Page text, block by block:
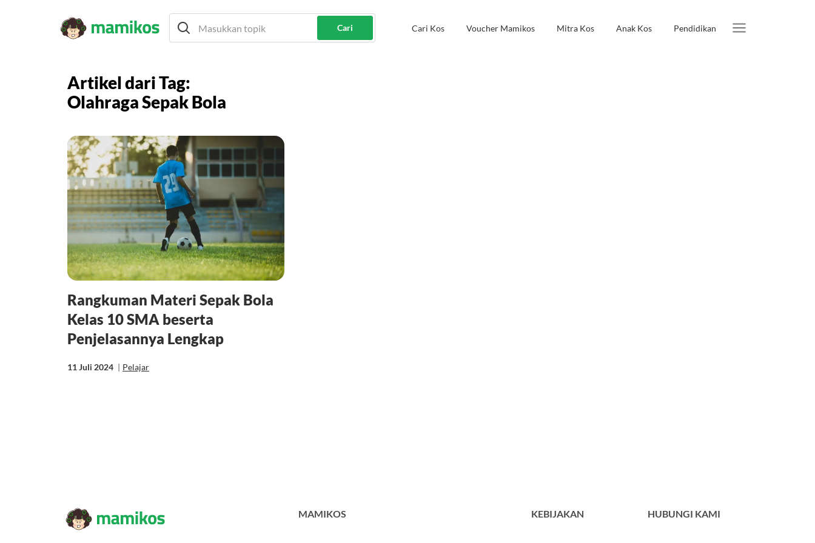
Cari Cari Kos Voucher Mamikos Mitra Kos Anak Kos Pendidikan
Artikel dari Tag:
Olahraga Sepak Bola
Rangkuman Materi Sepak Bola
Kelas 10 SMA beserta
Penjelasannya Lengkap
11 Juli 2024 | Pelajar
MAMIKOS KEBIJAKAN HUBUNGI KAMI